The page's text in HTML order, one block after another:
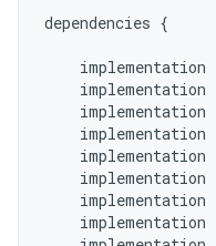
dependencies {
implementation
implementation
implementation
implementation
implementation
implementation
implementation
implementation